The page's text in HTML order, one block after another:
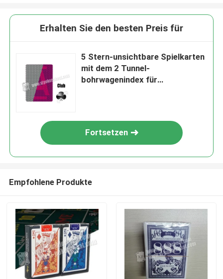
Erhalten Sie den besten Preis für
5 Stern-unsichtbare Spielkarten
mit dem 2 Tunnel-
bohrwagenindex für
Fortsetzen
Empfohlene Produkte